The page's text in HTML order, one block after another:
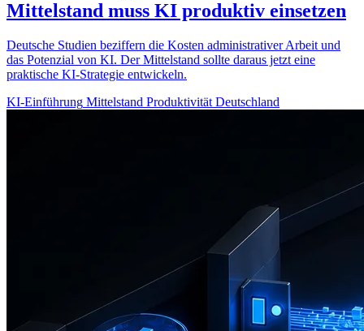
Mittelstand muss KI produktiv einsetzen
Deutsche Studien beziffern die Kosten administrativer Arbeit und
das Potenzial von KI. Der Mittelstand sollte daraus jetzt eine
praktische KI-Strategie entwickeln.
KI-Einführung Mittelstand Produktivität Deutschland